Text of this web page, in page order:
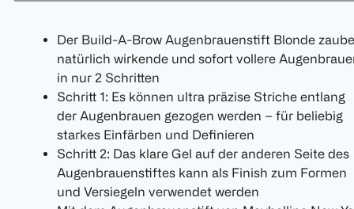
Der Build-A-Brow Augenbrauenstift Blonde
natürlich wirkende und sofort vollere
in nur 2 Schritten
Schritt 1: Es können ultra präzise Striche entlang
der Augenbrauen gezogen werden – für beliebig
starkes Einfärben und Definieren
Schritt 2: Das klare Gel auf der anderen Seite des
Augenbrauenstiftes kann als Finish zum Formen
und Versiegeln verwendet werden